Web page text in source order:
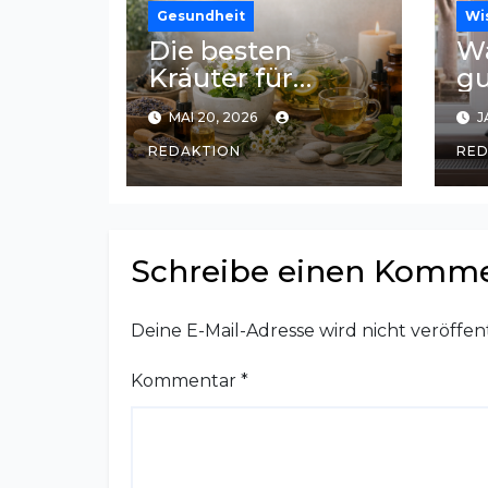
Gesundheit
Die besten
Kräuter für
natürliche
Entspannung
und Stressabbau
MAI 20, 2026
REDAKTION
Schreibe einen
Deine E-Mail-Adresse wird nicht
Kommentar *